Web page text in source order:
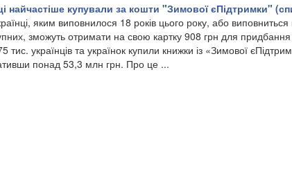
найчастіше купували за кошти "Зимової єПідтримки"
яким виповнилося 18 років цього року, або виповниться
зможуть отримати на свою картку 908 грн для придбання
тис. українців та українок купили книжки із «Зимової
понад 53,3 млн грн. Про це ...